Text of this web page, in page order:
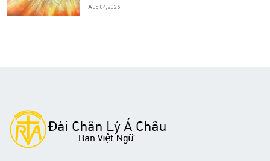
Aug 04, 2026